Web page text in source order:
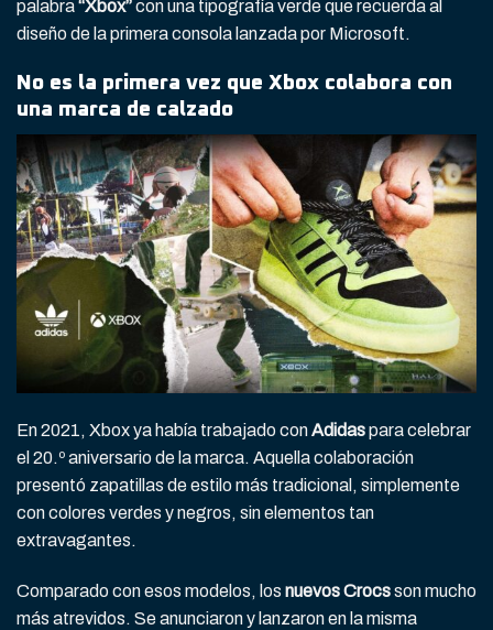
palabra“Xbox”con una tipografía verde que recuerda al
diseño de la primera consola lanzada por Microsoft.
No es la primera vez que Xbox colabora con
una marca de calzado
En 2021, Xbox ya había trabajado conAdidaspara celebrar
el 20.º aniversario de la marca. Aquella colaboración
presentó zapatillas de estilo más tradicional, simplemente
con colores verdes y negros, sin elementos tan
extravagantes.
Comparado con esos modelos, los nuevos Crocsson mucho
más atrevidos. Se anunciaron y lanzaron en la misma